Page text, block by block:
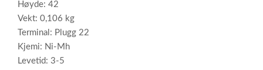
Høyde: 42
Vekt: 0,106 kg
Terminal: Plugg 22
Kjemi: Ni-Mh
Levetid: 3-5